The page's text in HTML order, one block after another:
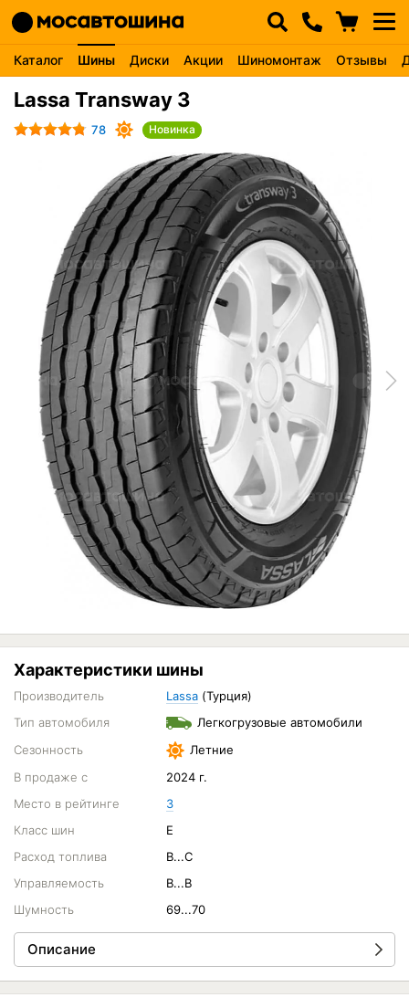
Каталог Шины Диски Акции Шиномонтаж Отзывы
Lassa Transway 3
78 Новинка
Характеристики шины
Производитель Lassa (Турция)
Тип автомобиля
Легкогрузовые автомобили
Сезонность
Летние
В продаже с
2024 г.
Место в рейтинге
3
Класс шин
E
Расход топлива
B...C
Управляемость
B...B
Шумность
69...70
Описание